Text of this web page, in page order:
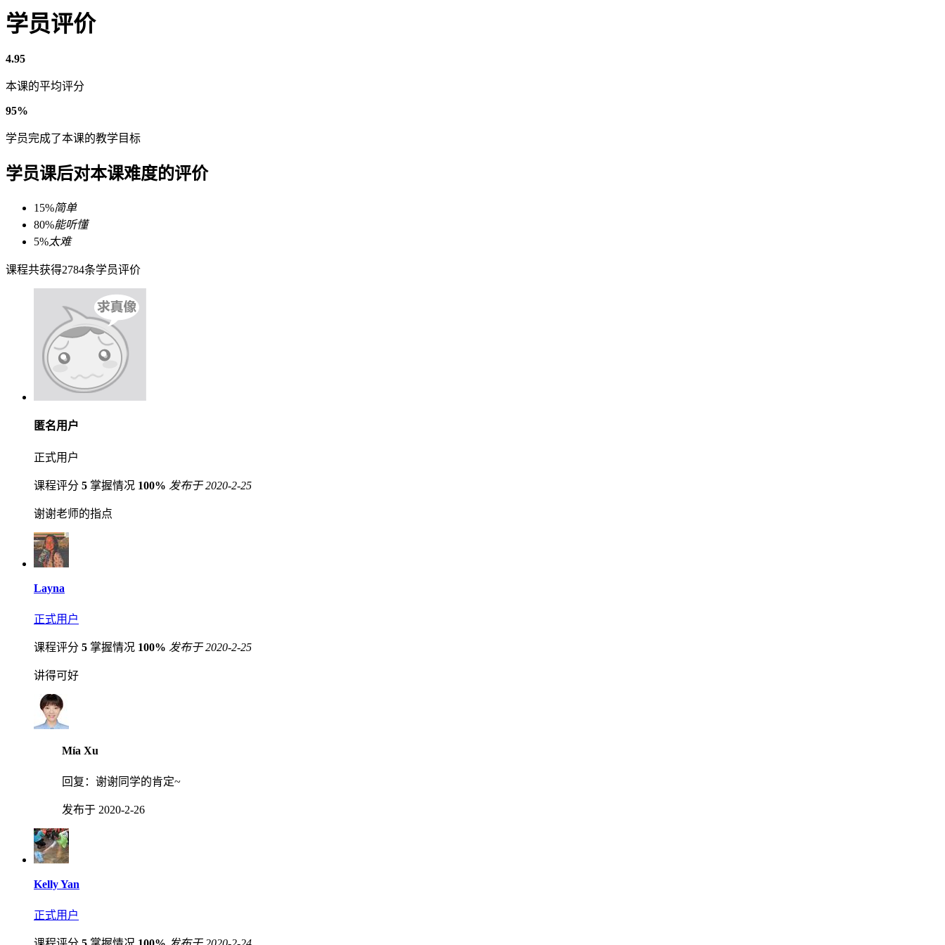
学员评价
4.95
本课的平均评分
95%
学员完成了本课的教学目标
学员课后对本课难度的评价
15%简单
80%能听懂
5%太难
课程共获得2784条学员评价
匿名用户
正式用户
课程评分 5 掌握情况 100% 发布于 2020-2-25
谢谢老师的指点
Layna
正式用户
课程评分 5 掌握情况 100% 发布于 2020-2-25
讲得可好
Mía Xu
回复： 谢谢同学的肯定~
发布于 2020-2-26
Kelly Yan
正式用户